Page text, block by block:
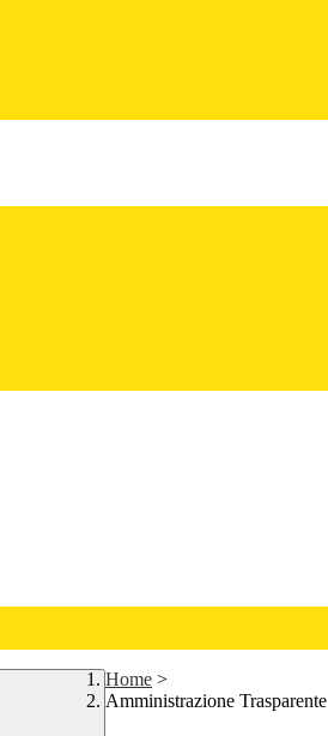
Home >
Amministrazione Trasparente